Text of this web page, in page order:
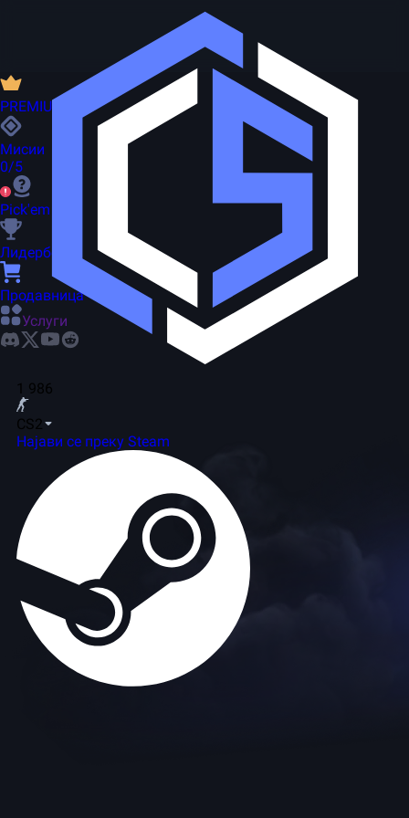
1 986
CS2
Најави се преку Steam
PREMIUM
Мисии
0/5
Pick'em
Лидерборд
Продавница
Услуги